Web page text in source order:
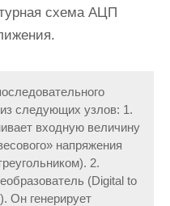
схема АЦП
следующих узлов: 1.
входную величину
напряжения
2.
(Digital to
Он генерирует